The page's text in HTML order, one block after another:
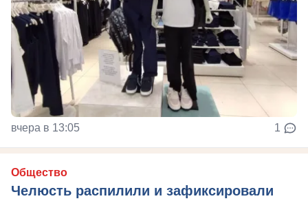
вчера в 13:05 1
Общество
Челюсть распилили и зафиксировали